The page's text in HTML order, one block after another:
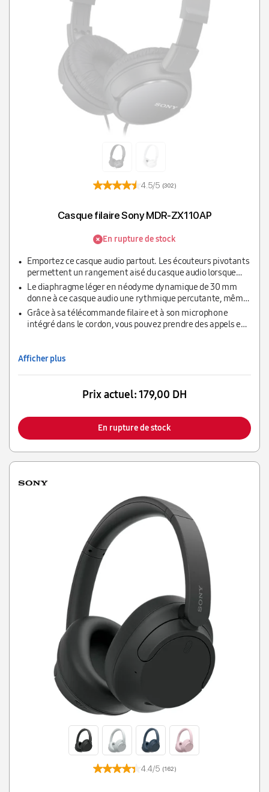
4.5/5 (302)
Casque filaire Sony MDR-ZX110AP
En rupture de stock
Emportez ce casque audio partout. Les écouteurs pivotants
permettent un rangement aisé du casque audio lorsque
vous ne l'utilisez pas et améliore la portabilité lorsque vous
voyagez
Le diaphragme léger en néodyme dynamique de 30 mm
donne à ce casque audio une rythmique percutante, même
sur les morceaux les plus exigeants.
Grâce à sa télécommande filaire et à son microphone
intégré dans le cordon, vous pouvez prendre des appels en
Afficher plus
Prix actuel:179,00 DH
En rupture de stock
4.4/5 (162)